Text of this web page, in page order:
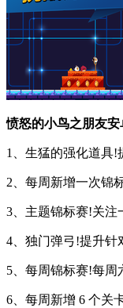
愤怒的小鸟之朋友安
1、生猛的强化道具!
2、每周新增一次锦
3、主题锦标赛!关注
4、独门弹弓!提升针
5、每周锦标赛!每周
6、每周新增 6 个关